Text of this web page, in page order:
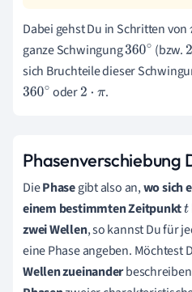
Dabei gehst Du in Schritten von
ganze Schwingung360∘ (bzw.2⋅
sich Bruchteile dieser
360∘oder2⋅ π .
Phasenverschiebung
DiePhasegibt also an,wo sich
einem bestimmten Zeitpunktt
zwei Wellen, so kannst Du für
eine Phase angeben. Möchtest
Wellen zueinander